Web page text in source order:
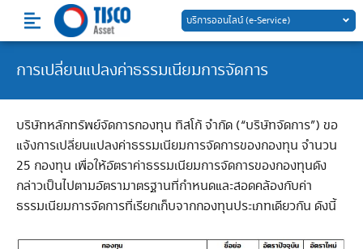
content
บริการออนไลน์ (e-Service)
การเปลี่ยนแปลงค่าธรรมเนียมการจัดการ
บริษัทหลักทรัพย์จัดการกองทุน ทิสโก้ จำกัด (“บริษัทจัดการ”) ขอ
แจ้งการเปลี่ยนแปลงค่าธรรมเนียมการจัดการของกองทุน จำนวน
25 กองทุน เพื่อให้อัตราค่าธรรมเนียมการจัดการของกองทุนดัง
กล่าวเป็นไปตามอัตรามาตรฐานที่กำหนดและสอดคล้องกับค่า
ธรรมเนียมการจัดการที่เรียกเก็บจากกองทุนประเภทเดียวกัน ดังนี้